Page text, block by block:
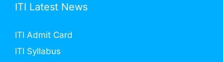
ITI Latest News
ITI Admit Card
ITI Syllabus